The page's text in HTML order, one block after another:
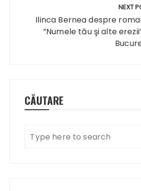
NEXT
Ilinca Bernea despre
”Numele tău şi alte
CĂUTARE